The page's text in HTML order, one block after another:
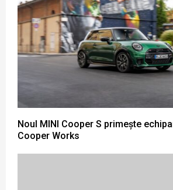
Noul MINI Cooper S primește
Cooper Works